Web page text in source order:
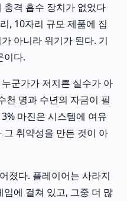
충격 흡수 장치가 없었다
, 10자리 규모 제품에 집
아니라 위기가 된다. 기
이다.
군가가 저지른 실수가 아
천 명과 수년의 자금이 필
마진은 시스템에 여유
취약성을 만든 것이 아
졌다. 플레이어는 사라지
에 걸쳐 있고, 그중 더 많